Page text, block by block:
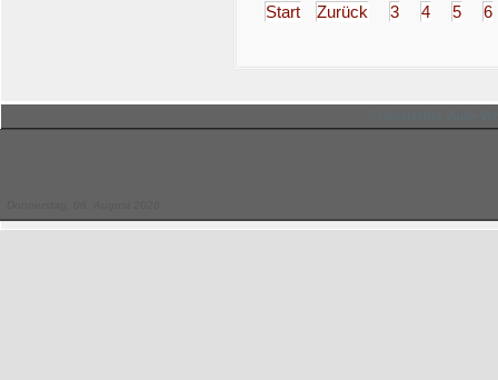
Start Zurück 3 4 5 6